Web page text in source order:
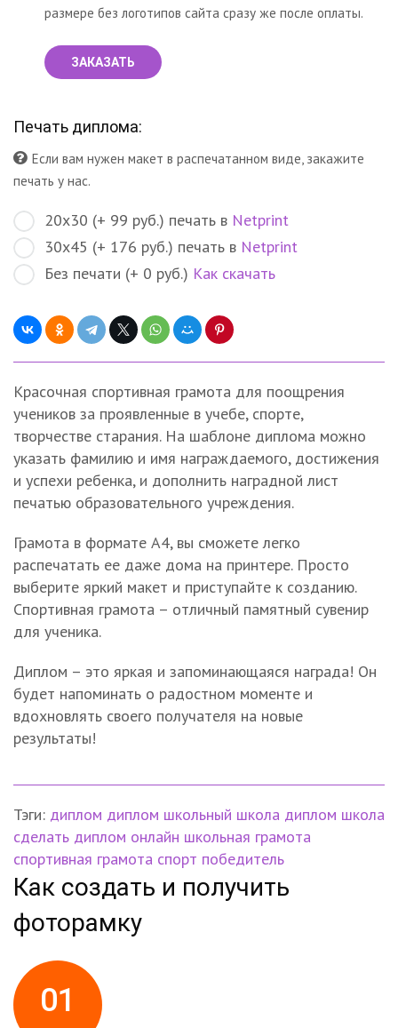
размере без логотипов сайта сразу же после оплаты.
ЗАКАЗАТЬ
Печать диплома:
Если вам нужен макет в распечатанном виде, закажите
печать у нас.
20х30 (+ 99 руб.) печать в Netprint
30х45 (+ 176 руб.) печать в Netprint
Без печати (+ 0 руб.) Как скачать
Красочная спортивная грамота для поощрения
учеников за проявленные в учебе, спорте,
творчестве старания. На шаблоне диплома можно
указать фамилию и имя награждаемого, достижения
и успехи ребенка, и дополнить наградной лист
печатью образовательного учреждения.
Грамота в формате А4, вы сможете легко
распечатать ее даже дома на принтере. Просто
выберите яркий макет и приступайте к созданию.
Спортивная грамота – отличный памятный сувенир
для ученика.
Диплом – это яркая и запоминающаяся награда! Он
будет напоминать о радостном моменте и
вдохновлять своего получателя на новые
результаты!
Тэги: диплом диплом школьный школа диплом школа
сделать диплом онлайн школьная грамота
спортивная грамота спорт победитель
Как создать и получить
фоторамку
01